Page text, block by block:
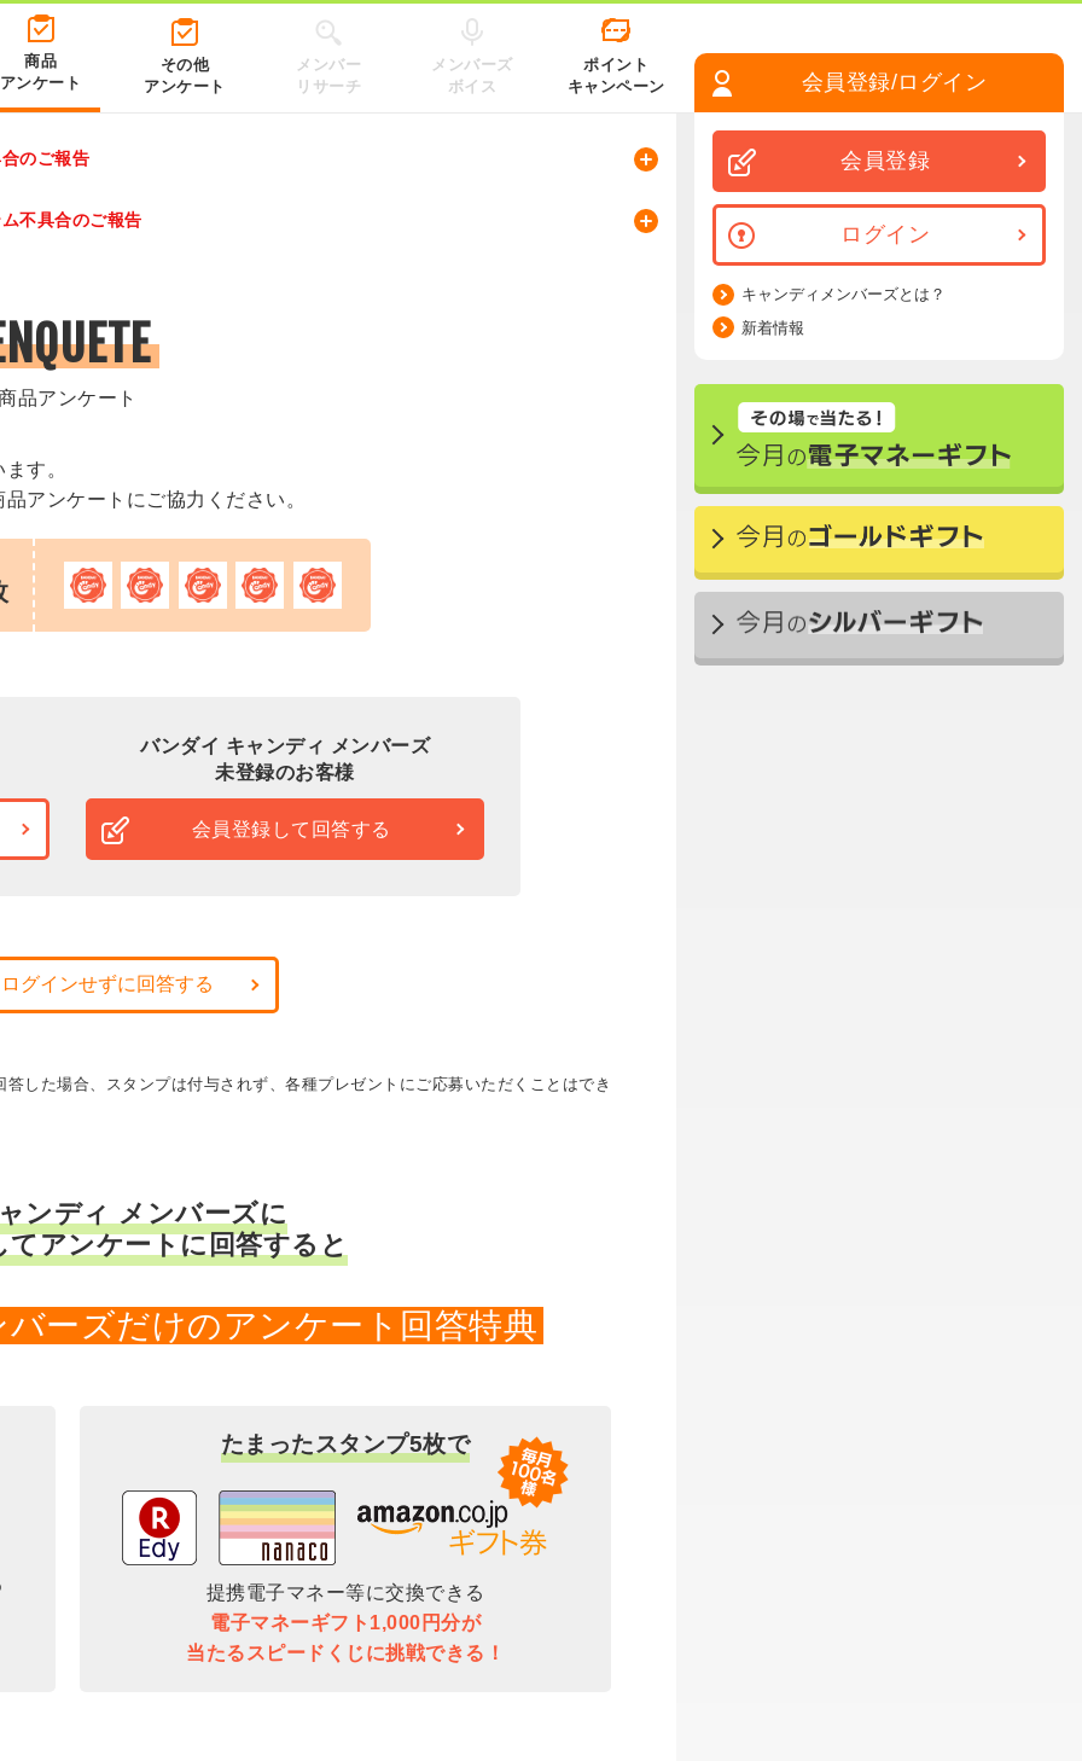
商品
アンケート
その他
アンケート
メンバー
リサーチ
メンバーズ
ボイス
ポイント
キャンペーン
のご報告
不具合のご報告
品アンケート
す。
アンケートにご協力ください。
バンダイ キャンディ メンバーズ
未登録のお客様
会員登録して回答する
グインせずに回答する
した場合、スタンプは付与されず、各種プレゼントにご応募いただくことはでき
ンディ メンバーズに
アンケートに回答すると
ーズだけのアンケート回答特典
たまったスタンプ5枚で
提携電子マネー等に交換できる
電子マネーギフト1,000円分が
当たるスピードくじに挑戦できる！
会員登録/ログイン
会員登録
ログイン
キャンディメンバーズとは？
新着情報